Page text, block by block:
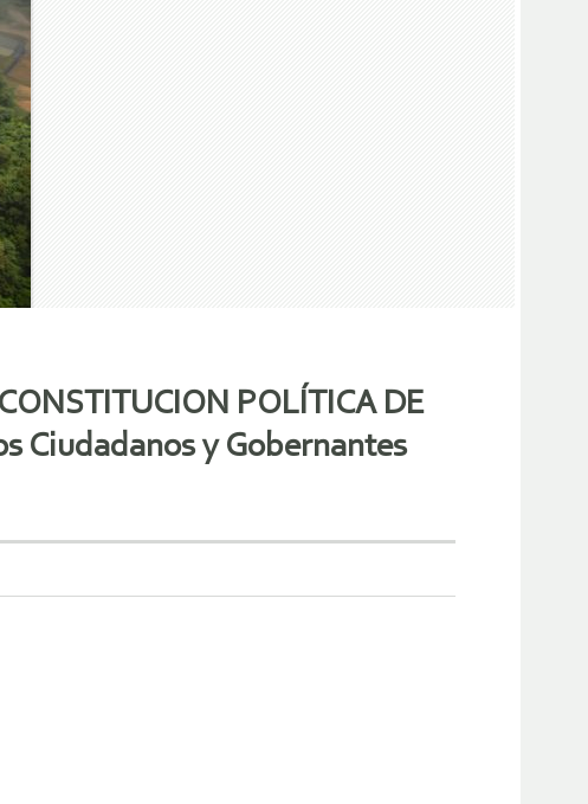
POLÍTICA DE
Ciudadanos y Gobernantes